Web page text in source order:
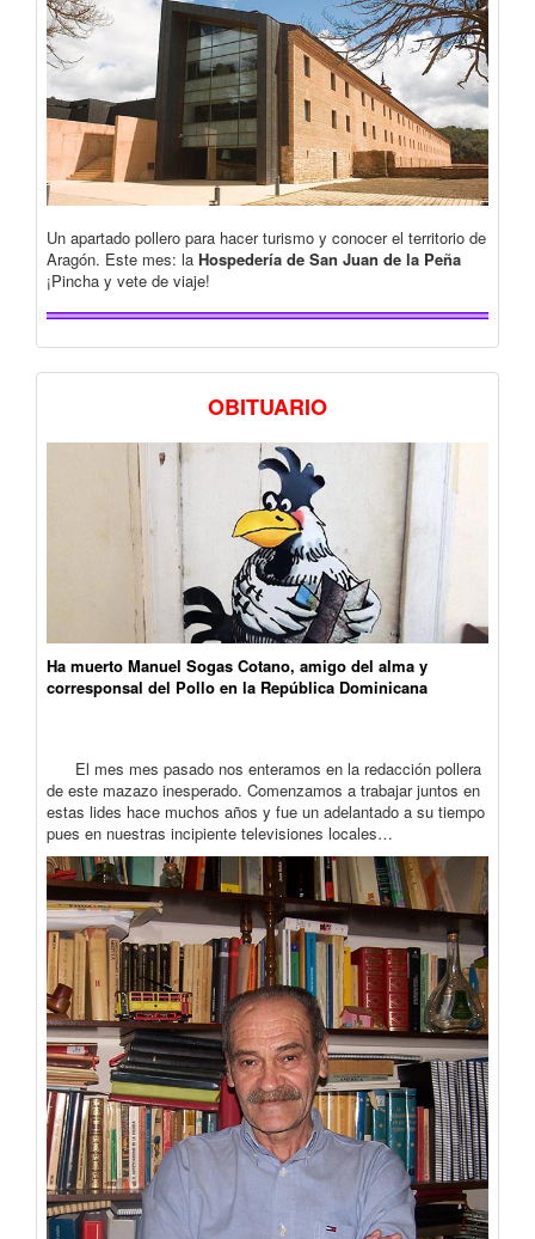
Un apartado pollero para hacer turismo y conocer el territorio de
Aragón. Este mes: la Hospedería de San Juan de la Peña
¡Pincha y vete de viaje!
OBITUARIO
Ha muerto Manuel Sogas Cotano, amigo del alma y
corresponsal del Pollo en la República Dominicana
El mes mes pasado nos enteramos en la redacción pollera
de este mazazo inesperado. Comenzamos a trabajar juntos en
estas lides hace muchos años y fue un adelantado a su tiempo
pues en nuestras incipiente televisiones locales…